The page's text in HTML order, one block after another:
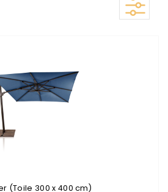
(Toile 300 x 400 cm)